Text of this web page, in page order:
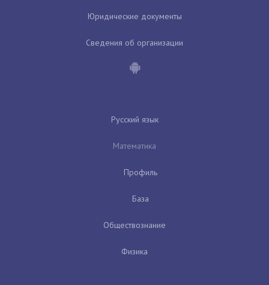
Юридические документы
Сведения об организации
Русский язык
Математика
Профиль
База
Обществознание
Физика